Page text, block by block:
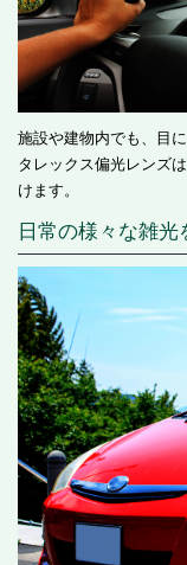
施設や建物内でも、目
タレックス偏光レンズ
けます。
日常の様々な雑光